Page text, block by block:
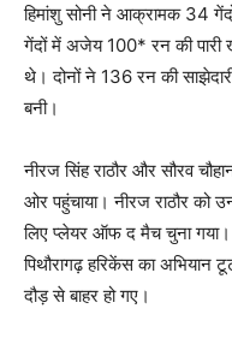
हिमांशु सोनी ने आक्रामक 34
गेंदों में अजेय 100* रन की
थे। दोनों ने 136 रन की
बनी।
नीरज सिंह राठौर और सौरव
ओर पहुंचाया। नीरज राठौर को
लिए प्लेयर ऑफ द मैच चुना
पिथौरागढ़ हरिकेंस का अभियान
दौड़ से बाहर हो गए।